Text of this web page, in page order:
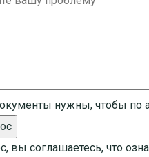
нужны, чтобы по
вы соглашаетесь, что